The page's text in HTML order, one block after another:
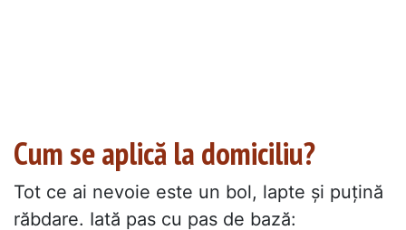
Cum se aplică la domiciliu?
Tot ce ai nevoie este un bol, lapte și puțină
răbdare. Iată pas cu pas de bază: